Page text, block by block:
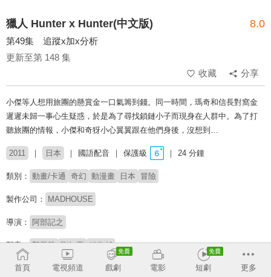
獵人 Hunter x Hunter(中文版) 8.0
第49集 追蹤x加x分析
更新至第 148 集
收藏
分享
小傑等人想用旅團的懸賞金一口氣籌到錢。同一時間，瑪奇和信長對窩金
遲遲未歸一事心生疑惑，於是為了尋找鎖鏈小子而現身在人群中。為了打
聽旅團的情報，小傑和奇犽小心翼翼跟在他們身後，沒想到…
2011 日本 國語配音 保護級 24 分鐘
類別： 動畫/卡通 奇幻 動漫畫 日本 冒險
製作公司： MADHOUSE
導演： 阿部記之
配音： 郭馨雅 劉如蘋 錢欣郁
原著： 冨樫義博
首頁 電視頻道 戲劇 電影 短劇 更多